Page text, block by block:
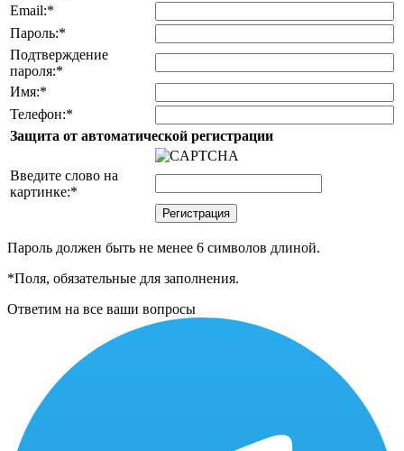
Email:*
Пароль:*
Подтверждение
пароля:*
Имя:*
Телефон:*
Защита от автоматической регистрации
Введите слово на
картинке:*
Пароль должен быть не менее 6 символов длиной.
*Поля, обязательные для заполнения.
Ответим на все ваши вопросы